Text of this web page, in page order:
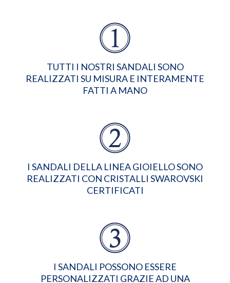
TUTTI I NOSTRI SANDALI SONO
REALIZZATI SU MISURA E INTERAMENTE
FATTI A MANO
I SANDALI DELLA LINEA GIOIELLO SONO
REALIZZATI CON CRISTALLI SWAROVSKI
CERTIFICATI
I SANDALI POSSONO ESSERE
PERSONALIZZATI GRAZIE AD UNA